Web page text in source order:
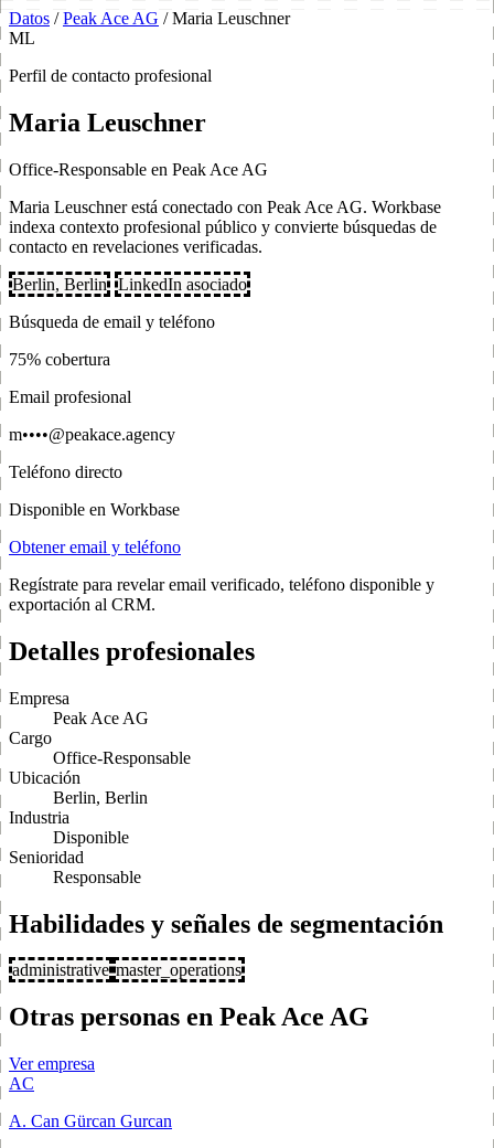
Datos / Peak Ace AG / Maria Leuschner
ML
Perfil de contacto profesional
Maria Leuschner
Office-Responsable en Peak Ace AG
Maria Leuschner está conectado con Peak Ace AG. Workbase
indexa contexto profesional público y convierte búsquedas de
contacto en revelaciones verificadas.
Berlin, Berlin
LinkedIn asociado
Búsqueda de email y teléfono
75% cobertura
Email profesional
m••••@peakace.agency
Teléfono directo
Disponible en Workbase
Obtener email y teléfono
Regístrate para revelar email verificado, teléfono disponible y
exportación al CRM.
Detalles profesionales
Empresa
Peak Ace AG
Cargo
Office-Responsable
Ubicación
Berlin, Berlin
Industria
Disponible
Senioridad
Responsable
Habilidades y señales de segmentación
administrative master_operations
Otras personas en Peak Ace AG
Ver empresa
AC
A. Can Gürcan Gurcan